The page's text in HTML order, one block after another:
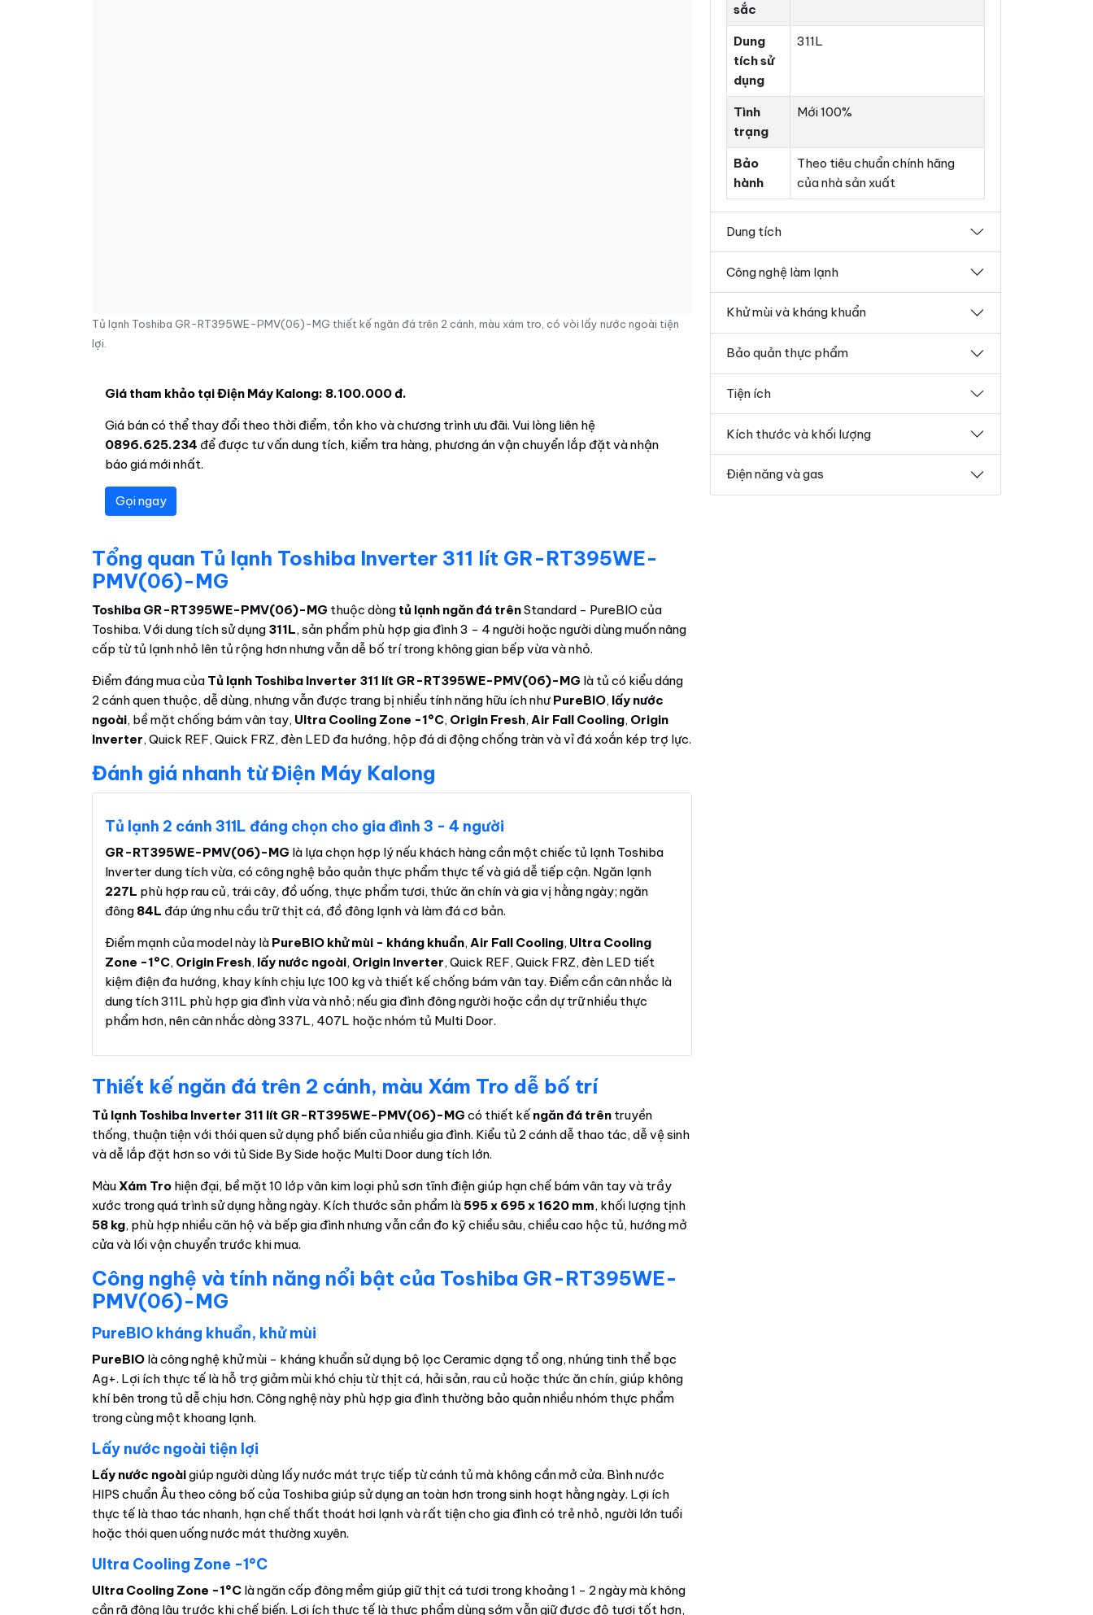
Tủ lạnh Toshiba GR-RT395WE-PMV(06)-MG thiết kế ngăn đá trên 2 cánh, màu xám tro, có vòi lấy nước ngoài tiện
lợi.
Giá tham khảo tại Điện Máy Kalong: 8.100.000 đ.
Giá bán có thể thay đổi theo thời điểm, tồn kho và chương trình ưu đãi. Vui lòng liên hệ
0896.625.234 để được tư vấn dung tích, kiểm tra hàng, phương án vận chuyển lắp đặt và nhận
báo giá mới nhất.
Gọi ngay
Tổng quan Tủ lạnh Toshiba Inverter 311 lít GR-RT395WE-
PMV(06)-MG
Toshiba GR-RT395WE-PMV(06)-MG thuộc dòng tủ lạnh ngăn đá trênStandard - PureBIO của
Toshiba. Với dung tích sử dụng 311L, sản phẩm phù hợp gia đình 3 - 4 người hoặc người dùng muốn nâng
cấp từ tủ lạnh nhỏ lên tủ rộng hơn nhưng vẫn dễ bố trí trong không gian bếp vừa và nhỏ.
Điểm đáng mua của Tủ lạnh Toshiba Inverter 311 lít GR-RT395WE-PMV(06)-MG là tủ có kiểu dáng
2 cánh quen thuộc, dễ dùng, nhưng vẫn được trang bị nhiều tính năng hữu ích như PureBIO, lấy nước
ngoài, bề mặt chống bám vân tay, Ultra Cooling Zone -1°C, Origin Fresh,Air Fall Cooling, Origin
Inverter, Quick REF, Quick FRZ, đèn LED đa hướng, hộp đá di động chống tràn và vỉ đá xoắn kép trợ lực.
Đánh giá nhanh từ Điện Máy Kalong
Tủ lạnh 2 cánh 311L đáng chọn cho gia đình 3 - 4 người
GR-RT395WE-PMV(06)-MG là lựa chọn hợp lý nếu khách hàng cần một chiếc tủ lạnh Toshiba
Inverter dung tích vừa, có công nghệ bảo quản thực phẩm thực tế và giá dễ tiếp cận. Ngăn lạnh
227L phù hợp rau củ, trái cây, đồ uống, thực phẩm tươi, thức ăn chín và gia vị hằng ngày; ngăn
đông 84L đáp ứng nhu cầu trữ thịt cá, đồ đông lạnh và làm đá cơ bản.
Điểm mạnh của model này là PureBIO khử mùi - kháng khuẩn,Air Fall Cooling, Ultra Cooling
Zone -1°C, Origin Fresh, lấy nước ngoài, Origin Inverter, Quick REF, Quick FRZ, đèn LED tiết
kiệm điện đa hướng, khay kính chịu lực 100 kg và thiết kế chống bám vân tay. Điểm cần cân nhắc là
dung tích 311L phù hợp gia đình vừa và nhỏ; nếu gia đình đông người hoặc cần dự trữ nhiều thực
phẩm hơn, nên cân nhắc dòng 337L, 407L hoặc nhóm tủ Multi Door.
Thiết kế ngăn đá trên 2 cánh, màu Xám Tro dễ bố trí
Tủ lạnh Toshiba Inverter 311 lít GR-RT395WE-PMV(06)-MG có thiết kế ngăn đá trên truyền
thống, thuận tiện với thói quen sử dụng phổ biến của nhiều gia đình. Kiểu tủ 2 cánh dễ thao tác, dễ vệ sinh
và dễ lắp đặt hơn so với tủ Side By Side hoặc Multi Door dung tích lớn.
Màu Xám Tro hiện đại, bề mặt 10 lớp vân kim loại phủ sơn tĩnh điện giúp hạn chế bám vân tay và trầy
xước trong quá trình sử dụng hằng ngày. Kích thước sản phẩm là 595 x 695 x 1620 mm, khối lượng tịnh
58 kg, phù hợp nhiều căn hộ và bếp gia đình nhưng vẫn cần đo kỹ chiều sâu, chiều cao hộc tủ, hướng mở
cửa và lối vận chuyển trước khi mua.
Công nghệ và tính năng nổi bật của Toshiba GR-RT395WE-
PMV(06)-MG
PureBIO kháng khuẩn, khử mùi
PureBIO là công nghệ khử mùi - kháng khuẩn sử dụng bộ lọc Ceramic dạng tổ ong, nhúng tinh thể bạc
Ag+. Lợi ích thực tế là hỗ trợ giảm mùi khó chịu từ thịt cá, hải sản, rau củ hoặc thức ăn chín, giúp không
khí bên trong tủ dễ chịu hơn. Công nghệ này phù hợp gia đình thường bảo quản nhiều nhóm thực phẩm
trong cùng một khoang lạnh.
Lấy nước ngoài tiện lợi
Lấy nước ngoàigiúp người dùng lấy nước mát trực tiếp từ cánh tủ mà không cần mở cửa. Bình nước
HIPS chuẩn Âu theo công bố của Toshiba giúp sử dụng an toàn hơn trong sinh hoạt hằng ngày. Lợi ích
thực tế là thao tác nhanh, hạn chế thất thoát hơi lạnh và rất tiện cho gia đình có trẻ nhỏ, người lớn tuổi
hoặc thói quen uống nước mát thường xuyên.
Ultra Cooling Zone -1°C
Ultra Cooling Zone -1°C là ngăn cấp đông mềm giúp giữ thịt cá tươi trong khoảng 1 - 2 ngày mà không
cần rã đông lâu trước khi chế biến. Lợi ích thực tế là thực phẩm dùng sớm vẫn giữ được độ tươi tốt hơn,
sắc
Dung
tích sử
dụng
311L
Tình
trạng
Mới 100%
Bảo
hành
Theo tiêu chuẩn chính hãng
của nhà sản xuất
Dung tích
Công nghệ làm lạnh
Khử mùi và kháng khuẩn
Bảo quản thực phẩm
Tiện ích
Kích thước và khối lượng
Điện năng và gas